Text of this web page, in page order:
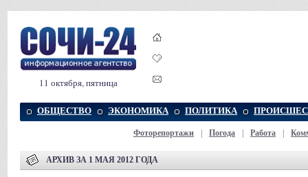
11 октября, пятница
ОБЩЕСТВО ЭКОНОМИКА ПОЛИТИКА
Фоторепортажи Погода Работа
АРХИВ ЗА 1 МАЯ 2012 ГОДА